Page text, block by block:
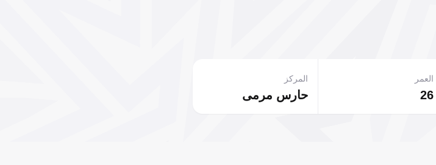
26
العمر
حارس مرمى
المركز